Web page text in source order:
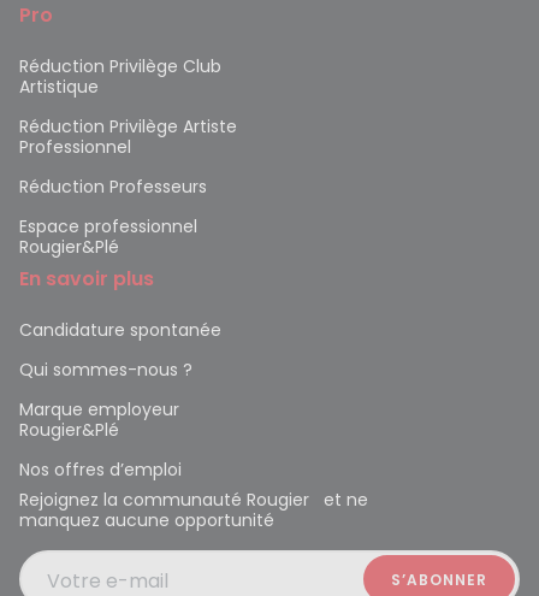
Pro
Réduction Privilège Club
Artistique
Réduction Privilège Artiste
Professionnel
Réduction Professeurs
Espace professionnel
Rougier&Plé
En savoir plus
Candidature spontanée
Qui sommes-nous ?
Marque employeur
Rougier&Plé
Nos offres d’emploi
Rejoignez la communauté Rougier et ne
manquez aucune opportunité
Votre e-mail